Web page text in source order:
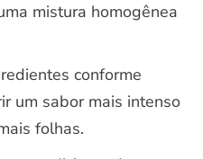
mistura homogênea
conforme
um sabor mais intenso
folhas.